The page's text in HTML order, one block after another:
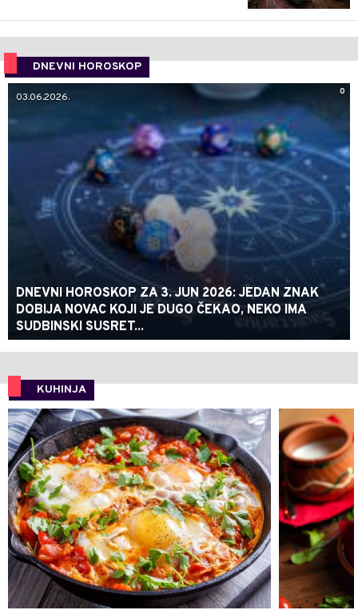
DNEVNI HOROSKOP
0
03.06.2026.
DNEVNI HOROSKOP ZA 3. JUN 2026: JEDAN ZNAK
DOBIJA NOVAC KOJI JE DUGO ČEKAO, NEKO IMA
SUDBINSKI SUSRET...
KUHINJA
0